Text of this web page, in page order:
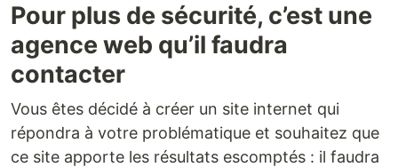
Pour plus de sécurité, c’est une
agence web qu’il faudra
contacter
Vous êtes décidé à créer un site internet qui
répondra à votre problématique et souhaitez que
ce site apporte les résultats escomptés : il faudra